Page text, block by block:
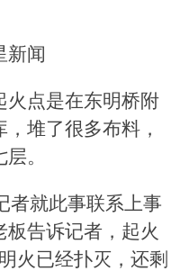
新闻
火点是在东明桥附
堆了很多布料，
。
者就此事联系上事
告诉记者，起火
火已经扑灭，还剩